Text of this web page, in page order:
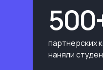
партнерских
наняли